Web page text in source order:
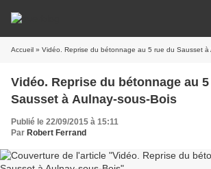
Accueil » Vidéo. Reprise du bétonnage au 5 rue du Sausset à
Vidéo. Reprise du bétonnage au
Sausset à Aulnay-sous-Bois
Publié le 22/09/2015 à 15:11
Par Robert Ferrand